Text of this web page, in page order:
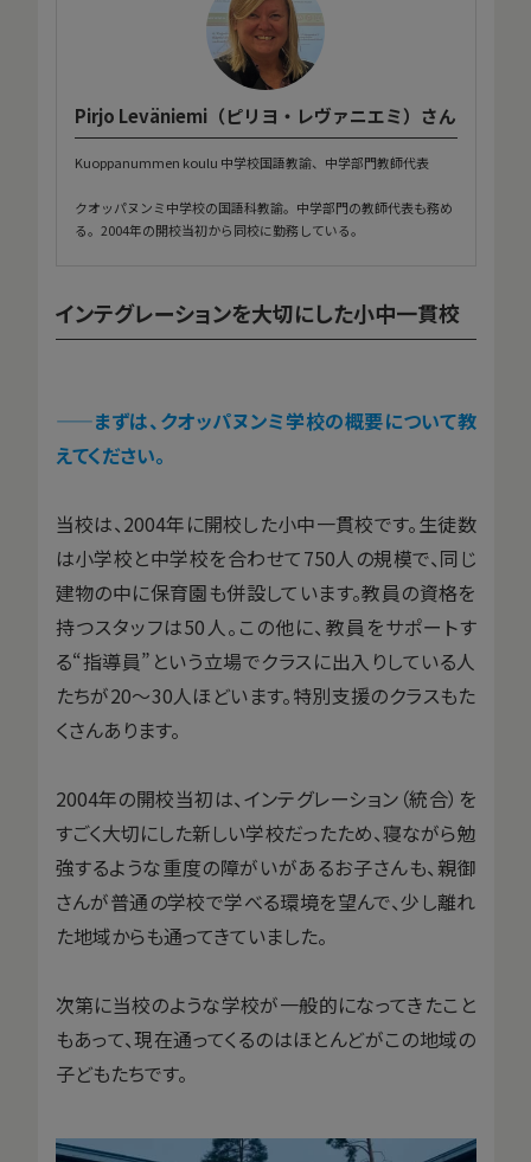
Pirjo Leväniemi（ピリヨ・レヴァニエミ）さん
Kuoppanummen koulu 中学校国語教諭、中学部門教師代表
クオッパヌンミ中学校の国語科教諭。中学部門の教師代表も務め
る。2004年の開校当初から同校に勤務している。
インテグレーションを大切にした小中一貫校
——まずは、クオッパヌンミ学校の概要について教
えてください。
当校は、2004年に開校した小中一貫校です。生徒数
は小学校と中学校を合わせて750人の規模で、同じ
建物の中に保育園も併設しています。教員の資格を
持つスタッフは50人。この他に、教員をサポートす
る“指導員”という立場でクラスに出入りしている人
たちが20〜30人ほどいます。特別支援のクラスもた
くさんあります。
2004年の開校当初は、インテグレーション（統合）を
すごく大切にした新しい学校だったため、寝ながら勉
強するような重度の障がいがあるお子さんも、親御
さんが普通の学校で学べる環境を望んで、少し離れ
た地域からも通ってきていました。
次第に当校のような学校が一般的になってきたこと
もあって、現在通ってくるのはほとんどがこの地域の
子どもたちです。